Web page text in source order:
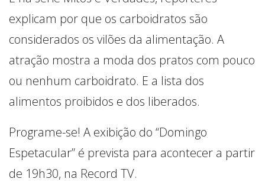
explicam por que os carboidratos são
considerados os vilões da alimentação. A
atração mostra a moda dos pratos com pouco
ou nenhum carboidrato. E a lista dos
alimentos proibidos e dos liberados.
Programe-se! A exibição do “Domingo
Espetacular” é prevista para acontecer a partir
de 19h30, na Record TV.